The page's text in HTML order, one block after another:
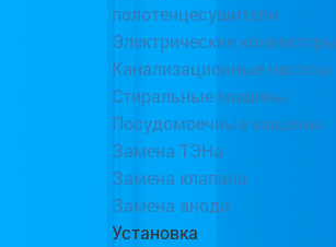
полотенцесушители
Электрические конвекторы
Канализационные насосы
Стиральные машины
Посудомоечные машины
Замена ТЭНа
Замена клапана
Замена анода
Установка